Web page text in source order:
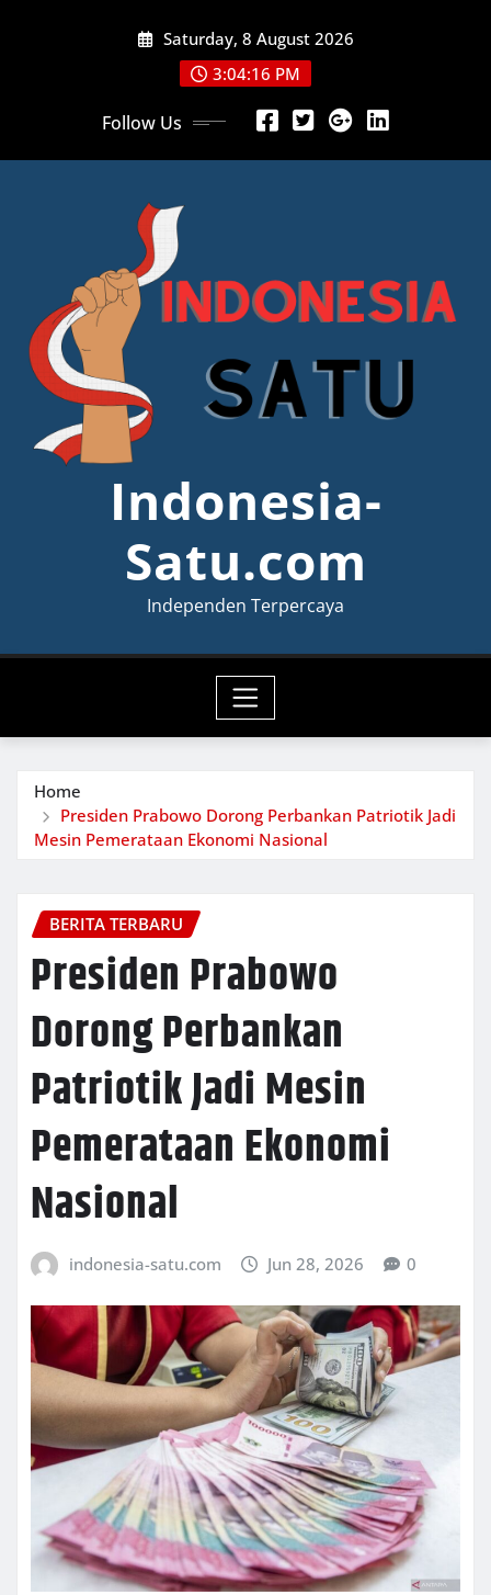
Saturday, 8 August 2026
3:04:17 PM
Follow Us
Indonesia-
Satu.com
Independen Terpercaya
Home
Presiden Prabowo Dorong Perbankan Patriotik Jadi
Mesin Pemerataan Ekonomi Nasional
BERITA TERBARU
Presiden Prabowo
Dorong Perbankan
Patriotik Jadi Mesin
Pemerataan Ekonomi
Nasional
indonesia-satu.com Jun 28, 2026 0